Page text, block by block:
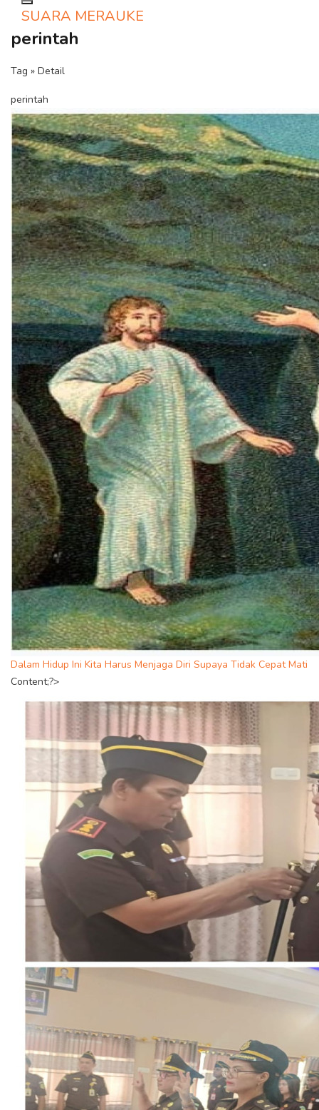
Toggle navigation
SUARA MERAUKE
perintah
Tag » Detail
perintah
Dalam Hidup Ini Kita Harus Menjaga Diri Supaya Tidak Cepat Mati
Content;?>